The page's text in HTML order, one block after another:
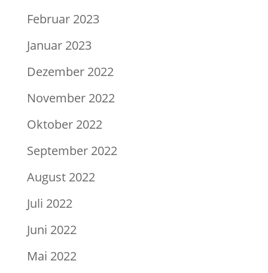
Februar 2023
Januar 2023
Dezember 2022
November 2022
Oktober 2022
September 2022
August 2022
Juli 2022
Juni 2022
Mai 2022